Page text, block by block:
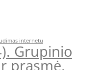
internetu
Grupinio
prasmė.